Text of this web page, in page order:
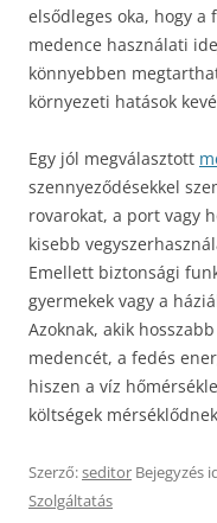
elsődleges oka, hogy
medence használati
könnyebben
környezeti hatások
Egy jól megválasztott
szennyeződésekkel
rovarokat, a port vagy
kisebb
Emellett biztonsági
gyermekek vagy a
Azoknak, akik
medencét, a fedés
hiszen a víz
költségek
Szerző:seditor Bejegyzés
Szolgáltatás